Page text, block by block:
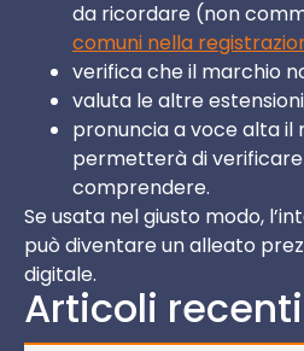
da ricordare (non
comuni nella
verifica che il marchio
valuta le altre
pronuncia a voce alta il
permetterà di
comprendere.
Se usata nel giusto modo,
può diventare un alleato
digitale.
Articoli recenti